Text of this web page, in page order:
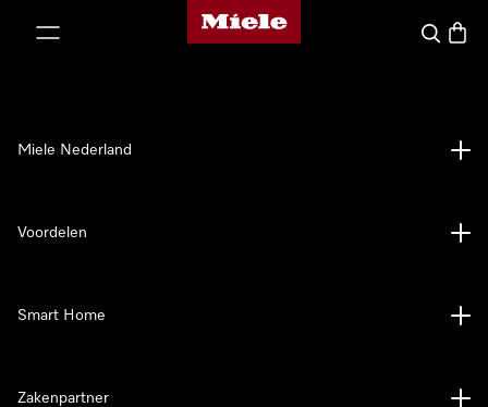
Homepage van Miele
Wat zoek
Miele Nederland
Voordelen
Smart Home
Zakenpartner